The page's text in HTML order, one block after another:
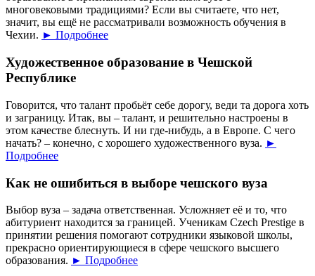
многовековыми традициями? Если вы считаете, что нет,
значит, вы ещё не рассматривали возможность обучения в
Чехии. ► Подробнее
Художественное образование в Чешской
Республике
Говорится, что талант пробьёт себе дорогу, веди та дорога хоть
и заграницу. Итак, вы – талант, и решительно настроены в
этом качестве блеснуть. И ни где-нибудь, а в Европе. С чего
начать? – конечно, с хорошего художественного вуза. ►
Подробнее
Как не ошибиться в выборе чешского вуза
Выбор вуза – задача ответственная. Усложняет её и то, что
абитуриент находится за границей. Ученикам Czech Prestige в
принятии решения помогают сотрудники языковой школы,
прекрасно ориентирующиеся в сфере чешского высшего
образования. ► Подробнее